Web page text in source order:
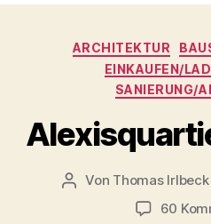
ARCHITEKTUR
EINKAUFEN/
SANIERUNG/
Beitragsautor
Von Thomas Irlbeck
60